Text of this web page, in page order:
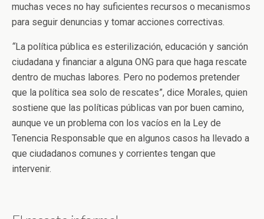
muchas veces no hay suficientes recursos o mecanismos
para seguir denuncias y tomar acciones correctivas.
“La política pública es esterilización, educación y sanción
ciudadana y financiar a alguna ONG para que haga rescate
dentro de muchas labores. Pero no podemos pretender
que la política sea solo de rescates”, dice Morales, quien
sostiene que las políticas públicas van por buen camino,
aunque ve un problema con los vacíos en la Ley de
Tenencia Responsable que en algunos casos ha llevado a
que ciudadanos comunes y corrientes tengan que
intervenir.